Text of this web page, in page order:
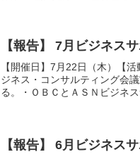
【報告】 7月ビジネス
【開催日】7月22日（木）【
ジネス・コンサルティング会
る。・ＯＢＣとＡＳＮビジネ
【報告】 6月ビジネス